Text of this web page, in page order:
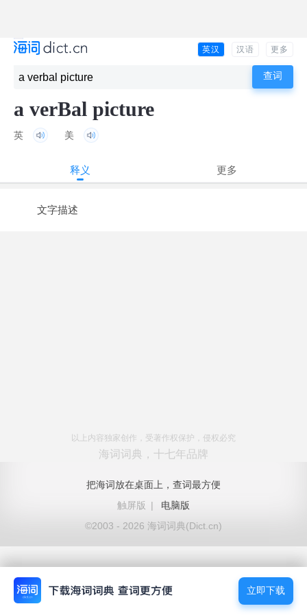
英汉 汉语 更多
a verBal picture
英 美
释义 更多
文字描述
以上内容独家创作，受著作权保护，侵权必究
海词词典，十七年品牌
把海词放在桌面上，查词最方便
触屏版
|
电脑版
©2003 - 2026 海词词典(Dict.cn)
立即下载
立即下载